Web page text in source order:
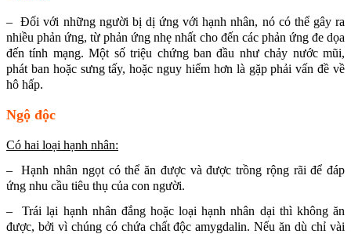
– Đối với những người bị dị ứng với hạnh nhân, nó có thể gây ra
nhiều phản ứng, từ phản ứng nhẹ nhất cho đến các phản ứng đe dọa
đến tính mạng. Một số triệu chứng ban đầu như chảy nước mũi,
phát ban hoặc sưng tấy, hoặc nguy hiểm hơn là gặp phải vấn đề về
hô hấp.
Ngộ độc
Có hai loại hạnh nhân:
– Hạnh nhân ngọt có thể ăn được và được trồng rộng rãi để đáp
ứng nhu cầu tiêu thụ của con người.
– Trái lại hạnh nhân đắng hoặc loại hạnh nhân dại thì không ăn
được, bởi vì chúng có chứa chất độc amygdalin. Nếu ăn dù chỉ vài